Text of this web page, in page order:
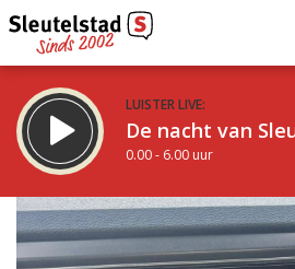
LUISTER LIVE:
De nacht van
0.00 - 6.00 uur
STRAKS:
De ochtend van Sleutelstad
6.00 - 12.00 uur